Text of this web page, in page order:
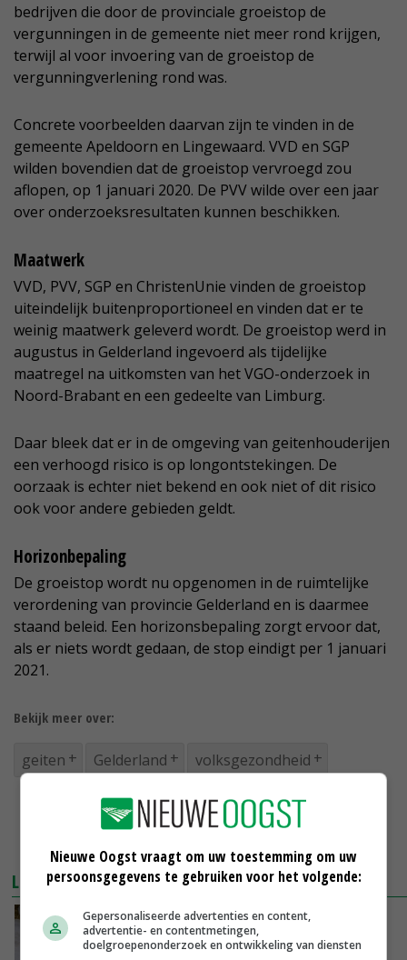
bedrijven die door de provinciale groeistop de
vergunningen in de gemeente niet meer rond krijgen,
terwijl al voor invoering van de groeistop de
vergunningverlening rond was.
Concrete voorbeelden daarvan zijn te vinden in de
gemeente Apeldoorn en Lingewaard. VVD en SGP
wilden bovendien dat de groeistop vervroegd zou
aflopen, op 1 januari 2020. De PVV wilde over een jaar
over onderzoeksresultaten kunnen beschikken.
Maatwerk
VVD, PVV, SGP en ChristenUnie vinden de groeistop
uiteindelijk buitenproportioneel en vinden dat er te
weinig maatwerk geleverd wordt. De groeistop werd in
augustus in Gelderland ingevoerd als tijdelijke
maatregel na uitkomsten van het VGO-onderzoek in
Noord-Brabant en een gedeelte van Limburg.
Daar bleek dat er in de omgeving van geitenhouderijen
een verhoogd risico is op longontstekingen. De
oorzaak is echter niet bekend en ook niet of dit risico
ook voor andere gebieden geldt.
Horizonbepaling
De groeistop wordt nu opgenomen in de ruimtelijke
verordening van provincie Gelderland en is daarmee
staand beleid. Een horizonsbepaling zorgt ervoor dat,
als er niets wordt gedaan, de stop eindigt per 1 januari
2021.
Bekijk meer over:
geiten Gelderland volksgezondheid
LEES OOK
Eerste bevindingen geit en gezondheid
komend jaar
Nieuwe Oogst vraagt om uw toestemming om uw
persoonsgegevens te gebruiken voor het volgende:
Gepersonaliseerde advertenties en content,
advertentie- en contentmetingen,
doelgroepenonderzoek en ontwikkeling van diensten